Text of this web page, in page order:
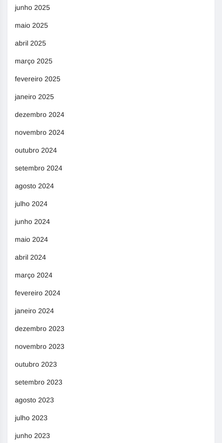
junho 2025
maio 2025
abril 2025
março 2025
fevereiro 2025
janeiro 2025
dezembro 2024
novembro 2024
outubro 2024
setembro 2024
agosto 2024
julho 2024
junho 2024
maio 2024
abril 2024
março 2024
fevereiro 2024
janeiro 2024
dezembro 2023
novembro 2023
outubro 2023
setembro 2023
agosto 2023
julho 2023
junho 2023